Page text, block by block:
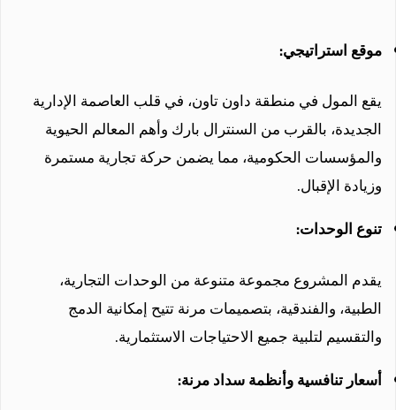
موقع استراتيجي:
يقع المول في منطقة داون تاون، في قلب العاصمة الإدارية
الجديدة، بالقرب من السنترال بارك وأهم المعالم الحيوية
والمؤسسات الحكومية، مما يضمن حركة تجارية مستمرة
وزيادة الإقبال.
تنوع الوحدات:
يقدم المشروع مجموعة متنوعة من الوحدات التجارية،
الطبية، والفندقية، بتصميمات مرنة تتيح إمكانية الدمج
والتقسيم لتلبية جميع الاحتياجات الاستثمارية.
أسعار تنافسية وأنظمة سداد مرنة: